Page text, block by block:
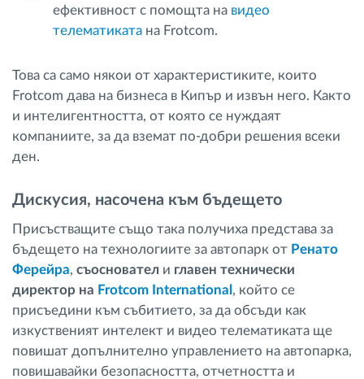
ефективност с помощта на видео
телематиката на Frotcom.
Това са само някои от характеристиките, които
Frotcom дава на бизнеса в Кипър и извън него. Както
и интелигентността, от която се нуждаят
компаниите, за да вземат по-добри решения всеки
ден.
Дискусия, насочена към бъдещето
Присъстващите също така получиха представа за
бъдещето на технологиите за автопарк от Ренато
Ферейра, съосновател и главен технически
директор на Frotcom International , който се
присъедини към събитието, за да обсъди как
изкуственият интелект и видео телематиката ще
повишат допълнително управлението на автопарка,
повишавайки безопасността, отчетността и